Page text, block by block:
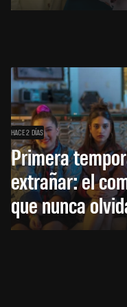
HACE 2 DÍAS
Primera
extrañar: el
que nunca